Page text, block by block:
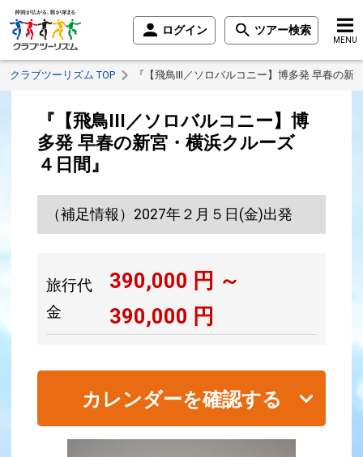
ログイン ツアー検索
MENU
クラブツーリズム TOP 『【飛鳥III／ソロバルコニー】博多発 早春の
『【飛鳥III／ソロバルコニー】博
多発 早春の新宮・横浜クルーズ
４日間』
（補足情報）2027年２月５日(金)出発
旅行代
金
390,000 円 ～
390,000 円
カレンダーを確認する